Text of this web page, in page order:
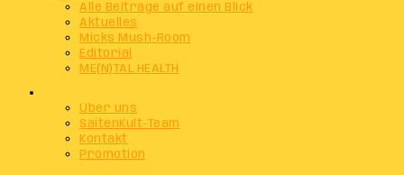
Alle Beiträge auf einen Blick
Aktuelles
Micks Mush-Room
Editorial
ME(N)TAL HEALTH
Über uns
SaitenKult-Team
Kontakt
Promotion